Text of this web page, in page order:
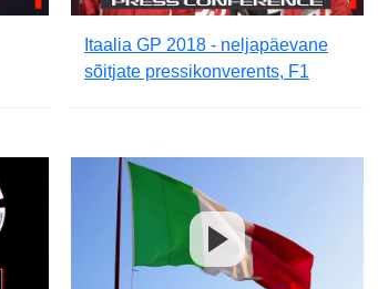
Itaalia GP 2018 - neljapäevane
sõitjate pressikonverents, F1